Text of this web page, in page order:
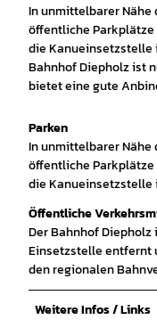
In unmittelbarer Nähe
öffentliche Parkplätze
die Kanueinsetzstelle
Bahnhof Diepholz ist
bietet eine gute
Parken
In unmittelbarer Nähe
öffentliche Parkplätze
die Kanueinsetzstelle
Öffentliche
Der Bahnhof Diepholz
Einsetzstelle entfernt
den regionalen
Weitere Infos / Links